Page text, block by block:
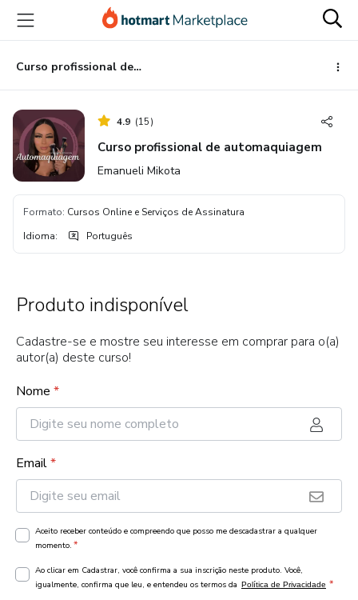
para
conteúdo
principal
para
pagamento
para
rodapé
Curso profissional de automaquiagem
4.9 (15)
Curso profissional de automaquiagem
Emanueli Mikota
Formato: Cursos Online e Serviços de Assinatura
Idioma: Português
Produto indisponível
Cadastre-se e mostre seu interesse em comprar para o(a)
autor(a) deste curso!
Nome *
Email*
Aceito receber conteúdo e compreendo que posso me descadastrar a qualquer
momento. *
Ao clicar em Cadastrar, você confirma a sua inscrição neste produto. Você,
igualmente, confirma que leu, e entendeu os termos da Política de Privacidade *